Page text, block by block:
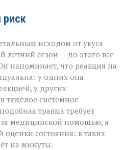
исходом от укуса
летний сезон — до этого все
напоминает, что реакция на
у одних она
у других
тяжёлое системное
травма требует
медицинской помощью, а
состояния: в таких
на минуты.